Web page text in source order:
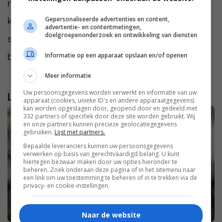
maken. Cultureel: museumbezoek en
kunstgeschiedenis. Ontspanning: veel lezen,
schrijven, muziek en puzzelen. Een
boogschutter ten voeten uit.
Lees verder...
Gepersonaliseerde advertenties en content,
advertentie- en contentmetingen,
doelgroepenonderzoek en ontwikkeling van diensten
Informatie op een apparaat opslaan en/of openen
Meer informatie
Uw persoonsgegevens worden verwerkt en informatie van uw
apparaat (cookies, unieke ID's en andere apparaatgegevens)
kan worden opgeslagen door, geopend door en gedeeld met
332 partners of specifiek door deze site worden gebruikt. Wij
en onze partners kunnen precieze geolocatiegegevens
gebruiken. Lijst met partners.
Bepaalde leveranciers kunnen uw persoonsgegevens
verwerken op basis van gerechtvaardigd belang. U kunt
hiertegen bezwaar maken door uw opties hieronder te
beheren. Zoek onderaan deze pagina of in het sitemenu naar
een link om uw toestemming te beheren of in te trekken via de
privacy- en cookie-instellingen.
Naar de website